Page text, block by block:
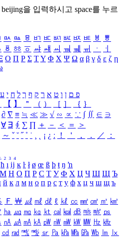
beijing을 입력하시고 space를 누르
ㅯ ㅰ ㅱ ㅲ ㅳ ㅴ ㅵ ㅶ ㅷ ㅸ
ㅹ
ㆄ ㆅ ㆆ ㆇ ㆈ ㆉ ㆊ ㆋ ㆌ ㆍ
ㆎ
Ο Π Ρ Σ ΤΥ Φ Χ Ψ Ω α β γ δ ε ζ η
פ ם ן ו ט א ר ק ף ך ל ח י ע
【 】 ＂ （ ） ［ ］ ｛ ｝
∂ ∇ ≡ ≒ ≪ ≫ √ ∽ ∝ ∵ ∫ ∬ ∈ ∋
∀ ∃ ∮ ∑ ∏ ＋ － ＜ ＝
＞
～ ˇ ˘ ˝ ˚ ˙ ¸ ¡ ¿ ː ！ ＇ ， ． ／
：
₂ ₃ ₄
ħ ı ĳ ĸ ŀ ł ø œ ß þ ŧ ŋ ŉ
М Н О П Р С Т У Ф Х Ц Ч Ш Щ Ъ
й к л м н о п р с т у ф х ц ч ш щ ъ
Ｆ ￦ ㎕ ㎖ ㎗ ℓ ㎘ ㏄ ㎣ ㎤ ㎥ ㎦
㏊ ㎍ ㎎ ㎏ ㏏ ㎈ ㎉ ㏈ ㎧ ㎨ ㎰
㎁ ㎂ ㎃ ㎄ ㎺ ㎻ ㎽ ㎾ ㎿ ㎐ ㎑
㏅ ㎭ ㎮ ㎯ ㏛ ㎩ ㎪ ㎫ ㎬ ㏝ ㏐
㏓